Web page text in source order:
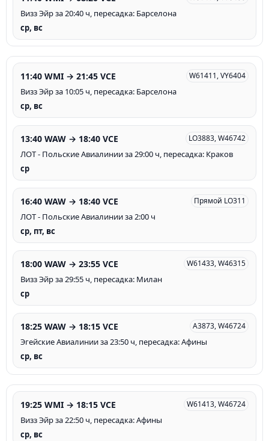
Визз Эйр за 20:40 ч, пересадка: Барселона
ср, вс
11:40 WMI → 21:45 VCE W61411, VY6404
Визз Эйр за 10:05 ч, пересадка: Барселона
ср, вс
13:40 WAW → 18:40 VCE LO3883, W46742
ЛОТ - Польские Авиалинии за 29:00 ч, пересадка: Краков
ср
16:40 WAW → 18:40 VCE Прямой LO311
ЛОТ - Польские Авиалинии за 2:00 ч
ср, пт, вс
18:00 WAW → 23:55 VCE W61433, W46315
Визз Эйр за 29:55 ч, пересадка: Милан
ср
18:25 WAW → 18:15 VCE A3873, W46724
Эгейские Авиалинии за 23:50 ч, пересадка: Афины
ср, вс
19:25 WMI → 18:15 VCE W61413, W46724
Визз Эйр за 22:50 ч, пересадка: Афины
ср, вс